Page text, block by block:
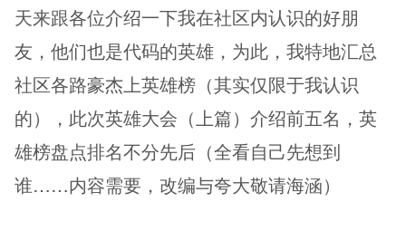
天来跟各位介绍一下我在社区内认识的好朋
友，他们也是代码的英雄，为此，我特地汇总
社区各路豪杰上英雄榜（其实仅限于我认识
的），此次英雄大会（上篇）介绍前五名，英
雄榜盘点排名不分先后（全看自己先想到
谁……内容需要，改编与夸大敬请海涵）